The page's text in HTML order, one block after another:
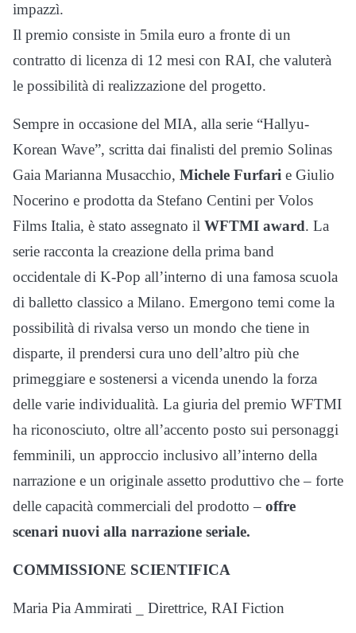
impazzì.
Il premio consiste in 5mila euro a fronte di un
contratto di licenza di 12 mesi con RAI, che valuterà
le possibilità di realizzazione del progetto.
Sempre in occasione del MIA, alla serie “Hallyu-
Korean Wave”, scritta dai finalisti del premio Solinas
Gaia Marianna Musacchio, Michele Furfari e Giulio
Nocerino e prodotta da Stefano Centini per Volos
Films Italia, è stato assegnato il WFTMI award. La
serie racconta la creazione della prima band
occidentale di K-Pop all’interno di una famosa scuola
di balletto classico a Milano. Emergono temi come la
possibilità di rivalsa verso un mondo che tiene in
disparte, il prendersi cura uno dell’altro più che
primeggiare e sostenersi a vicenda unendo la forza
delle varie individualità. La giuria del premio WFTMI
ha riconosciuto, oltre all’accento posto sui personaggi
femminili, un approccio inclusivo all’interno della
narrazione e un originale assetto produttivo che – forte
delle capacità commerciali del prodotto – offre
scenari nuovi alla narrazione seriale.
COMMISSIONE SCIENTIFICA
Maria Pia Ammirati _ Direttrice, RAI Fiction